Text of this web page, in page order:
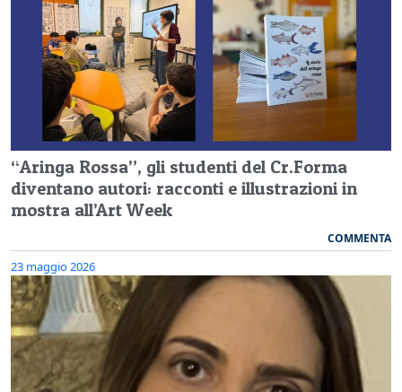
“Aringa Rossa”, gli studenti del Cr.Forma
diventano autori: racconti e illustrazioni in
mostra all’Art Week
COMMENTA
23 maggio 2026